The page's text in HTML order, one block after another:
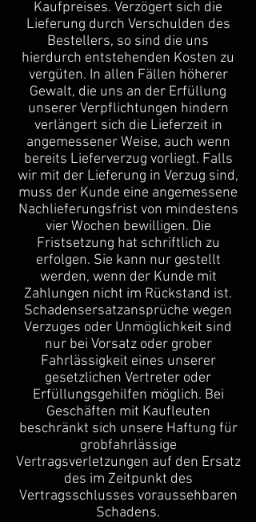
Kaufpreises. Verzögert sich die
Lieferung durch Verschulden des
Bestellers, so sind die uns
hierdurch entstehenden Kosten zu
vergüten. In allen Fällen höherer
Gewalt, die uns an der Erfüllung
unserer Verpflichtungen hindern
verlängert sich die Lieferzeit in
angemessener Weise, auch wenn
bereits Lieferverzug vorliegt. Falls
wir mit der Lieferung in Verzug sind,
muss der Kunde eine angemessene
Nachlieferungsfrist von mindestens
vier Wochen bewilligen. Die
Fristsetzung hat schriftlich zu
erfolgen. Sie kann nur gestellt
werden, wenn der Kunde mit
Zahlungen nicht im Rückstand ist.
Schadensersatzansprüche wegen
Verzuges oder Unmöglichkeit sind
nur bei Vorsatz oder grober
Fahrlässigkeit eines unserer
gesetzlichen Vertreter oder
Erfüllungsgehilfen möglich. Bei
Geschäften mit Kaufleuten
beschränkt sich unsere Haftung für
grobfahrlässige
Vertragsverletzungen auf den Ersatz
des im Zeitpunkt des
Vertragsschlusses voraussehbaren
Schadens.